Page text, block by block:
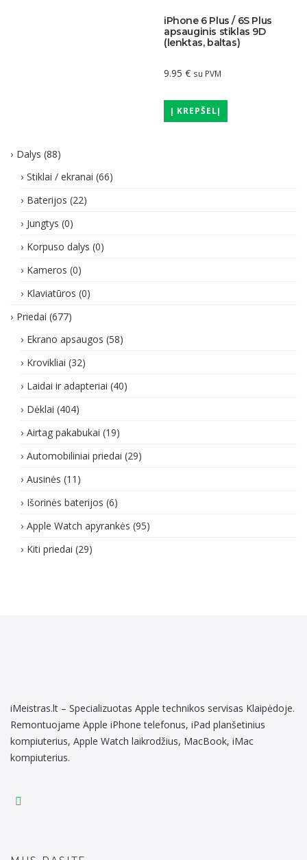
iPhone 6 Plus / 6S Plus
apsauginis stiklas 9D
(lenktas, baltas)
9.95 € su PVM
Į KREPŠELĮ
Dalys (88)
Stiklai / ekranai (66)
Baterijos (22)
Jungtys (0)
Korpuso dalys (0)
Kameros (0)
Klaviatūros (0)
Priedai (677)
Ekrano apsaugos (58)
Krovikliai (32)
Laidai ir adapteriai (40)
Dėklai (404)
Airtag pakabukai (19)
Automobiliniai priedai (29)
Ausinės (11)
Išorinės baterijos (6)
Apple Watch apyrankės (95)
Kiti priedai (29)
iMeistras.lt – Specializuotas Apple technikos servisas Klaipėdoje.
Remontuojame Apple iPhone telefonus, iPad planšetinius
kompiuterius, Apple Watch laikrodžius, MacBook, iMac
kompiuterius.